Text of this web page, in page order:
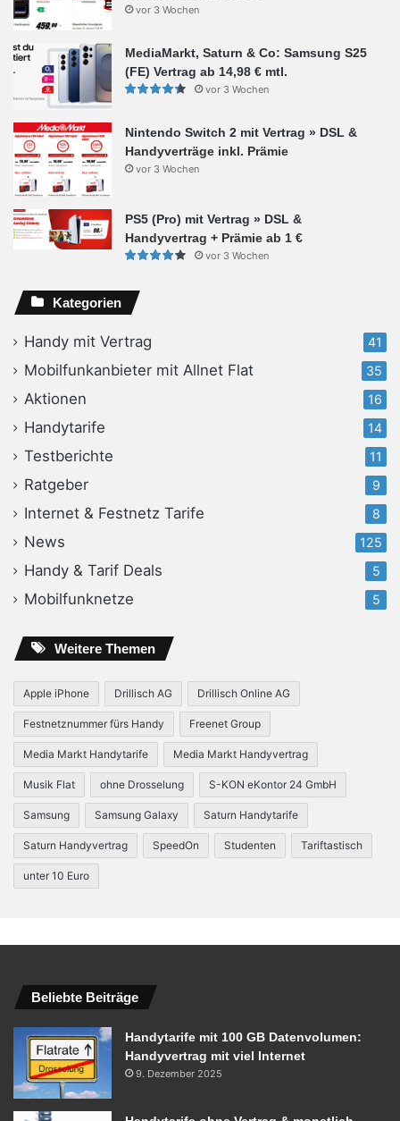
vor 3 Wochen
MediaMarkt, Saturn & Co: Samsung S25
(FE) Vertrag ab 14,98 € mtl.
vor 3 Wochen
Nintendo Switch 2 mit Vertrag » DSL &
Handyverträge inkl. Prämie
vor 3 Wochen
PS5 (Pro) mit Vertrag » DSL &
Handyvertrag + Prämie ab 1 €
vor 3 Wochen
Kategorien
Handy mit Vertrag 41
Mobilfunkanbieter mit Allnet Flat 35
Aktionen 16
Handytarife 14
Testberichte 11
Ratgeber 9
Internet & Festnetz Tarife 8
News 125
Handy & Tarif Deals 5
Mobilfunknetze 5
Weitere Themen
Apple iPhone Drillisch AG Drillisch Online AG
Festnetznummer fürs Handy Freenet Group
Media Markt Handytarife Media Markt Handyvertrag
Musik Flat ohne Drosselung S-KON eKontor 24 GmbH
Samsung Samsung Galaxy Saturn Handytarife
Saturn Handyvertrag SpeedOn Studenten Tariftastisch
unter 10 Euro
Beliebte Beiträge
Handytarife mit 100 GB Datenvolumen:
Handyvertrag mit viel Internet
9. Dezember 2025